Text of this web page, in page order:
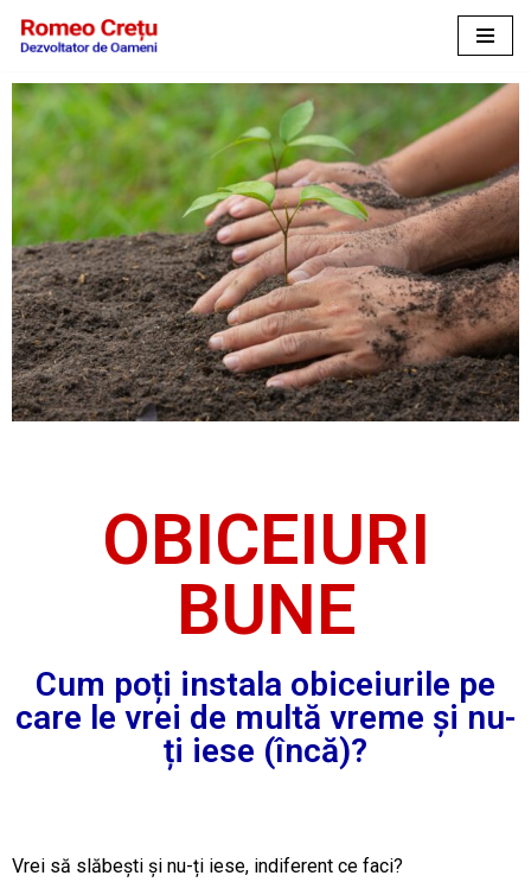
la
conținut
OBICEIURI
BUNE
Cum poți instala obiceiurile pe
care le vrei de multă vreme și nu-
ți iese (încă)?
Vrei să slăbești și nu-ți iese, indiferent ce faci?